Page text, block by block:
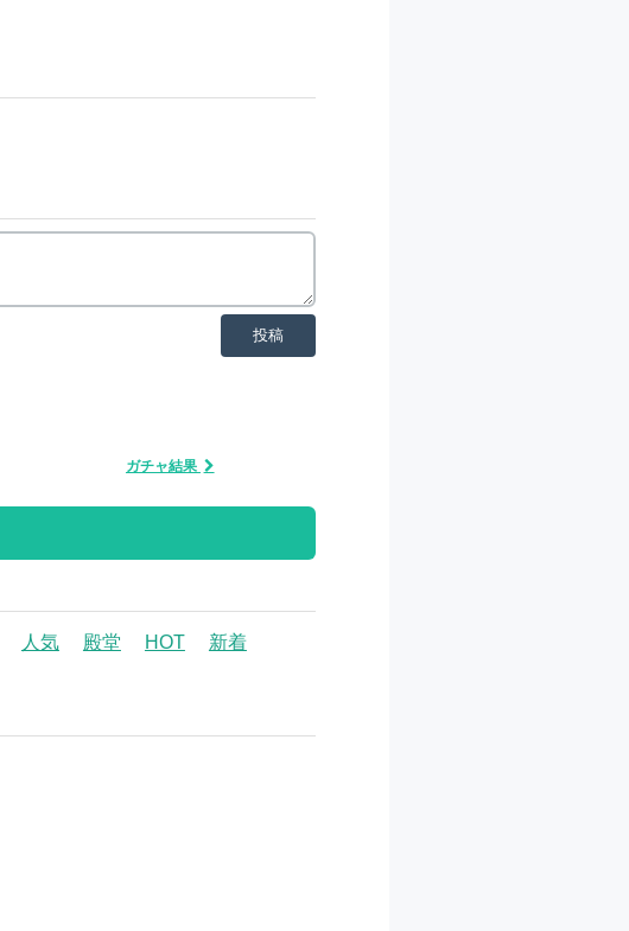
投稿
ガチャ結果
人気 殿堂 HOT 新着